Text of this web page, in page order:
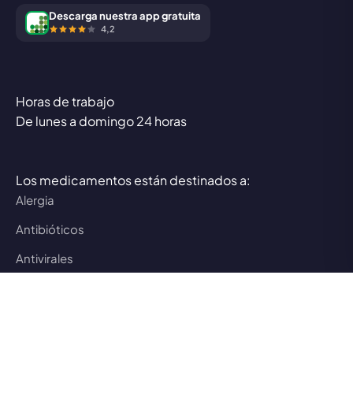
Descarga nuestra app gratuita
4,2
Horas de trabajo
De lunes a domingo 24 horas
Los medicamentos están destinados a:
Alergia
Antibióticos
Antivirales